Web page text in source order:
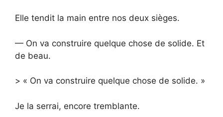
Elle tendit la main entre nos deux sièges.
— On va construire quelque chose de solide. Et
de beau.
> « On va construire quelque chose de solide. »
Je la serrai, encore tremblante.